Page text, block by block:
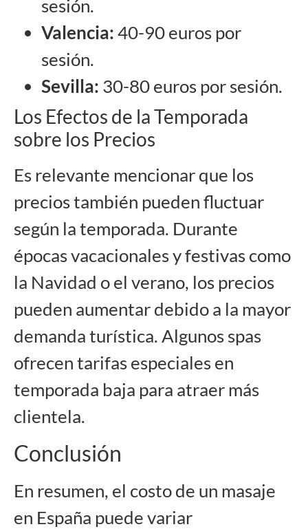
sesión.
Valencia:40-90 euros por
sesión.
Sevilla: 30-80 euros por sesión.
Los Efectos de la Temporada
sobre los Precios
Es relevante mencionar que los
precios también pueden fluctuar
según la temporada. Durante
épocas vacacionales y festivas como
la Navidad o el verano, los precios
pueden aumentar debido a la mayor
demanda turística. Algunos spas
ofrecen tarifas especiales en
temporada baja para atraer más
clientela.
Conclusión
En resumen, el costo de un masaje
en España puede variar